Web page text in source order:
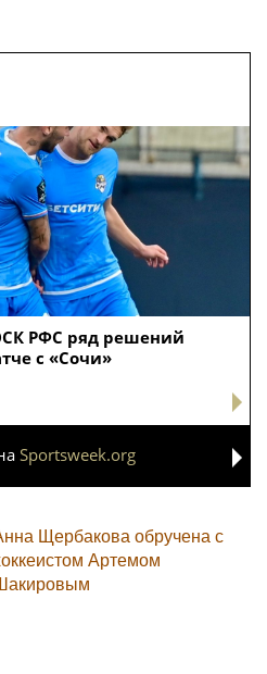
РФС ряд решений
с «Сочи»
Sportsweek.org
Щербакова обручена с
Артемом